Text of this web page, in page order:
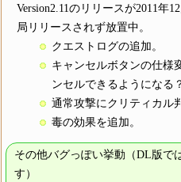
Version2.11のリリースが2011年
局リリースされず放置中。
クエストログの追加。
キャンセルボタンの仕様
ンセルできるようになる
通常攻撃にクリティカル
毒の効果を追加。
その他バグっぽい挙動（DL版で
す）